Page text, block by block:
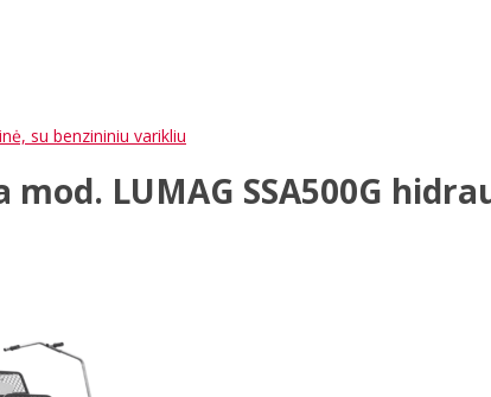
su benzininiu varikliu
LUMAG SSA500G